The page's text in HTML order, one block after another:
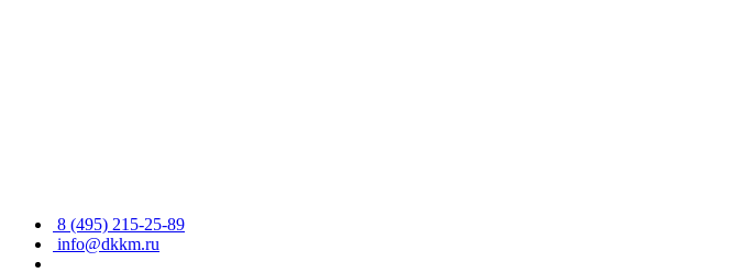
8 (495) 215-25-89
info@dkkm.ru